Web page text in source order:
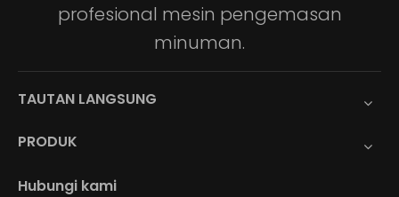
profesional mesin pengemasan
minuman.
TAUTAN LANGSUNG
PRODUK
Hubungi kami